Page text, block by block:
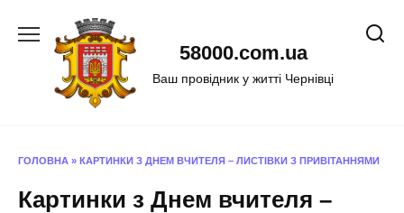
58000.com.ua
Ваш провідник у житті Чернівці
ГОЛОВНА » КАРТИНКИ З ДНЕМ ВЧИТЕЛЯ – ЛИСТІВКИ З ПРИВІТАННЯМИ
Картинки з Днем вчителя –